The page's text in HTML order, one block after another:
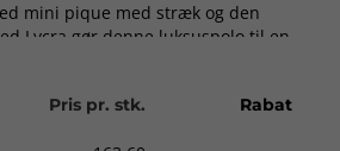
mini pique med stræk og den
Lycra gør denne luksuspolo til en
lycra // Mini pique // Dobbelt
Pris pr. stk. Rabat